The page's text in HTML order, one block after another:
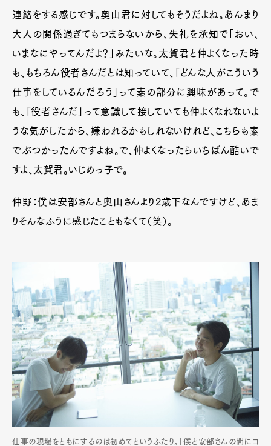
連絡をする感じです。奥山君に対してもそうだよね。あんまり
大人の関係過ぎてもつまらないから、失礼を承知で「おい、
いまなにやってんだよ？」みたいな。太賀君と仲よくなった時
も、もちろん役者さんだとは知っていて、「どんな人がこういう
仕事をしているんだろう」って素の部分に興味があって。で
も、「役者さんだ」って意識して接していても仲よくなれないよ
うな気がしたから、嫌われるかもしれないけれど、こちらも素
でぶつかったんですよね。で、仲よくなったらいちばん酷いで
すよ、太賀君。いじめっ子で。
仲野：僕は安部さんと奥山さんより 2歳下なんですけど、あま
りそんなふうに感じたこともなくて（笑）。
仕事の現場をともにするのは初めてというふたり。「僕と安部さんの間にコ